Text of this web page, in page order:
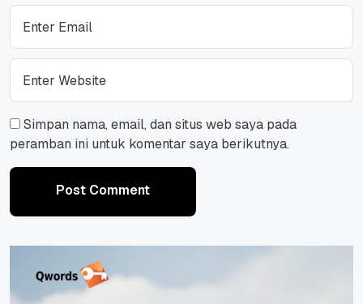
Simpan nama, email, dan situs web saya pada
peramban ini untuk komentar saya berikutnya.
Post Comment